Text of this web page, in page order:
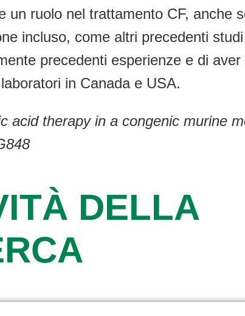
un ruolo nel trattamento CF, anche
incluso, come altri precedenti
precedenti esperienze e di
in Canada e USA.
acid therapy in a congenic murine
DELLA